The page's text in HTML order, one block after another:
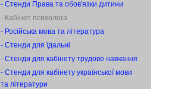
- Стенди Права та обов'язки дитини
- Кабінет психолога
- Російська мова та література
- Стенди для їдальні
- Стенди для кабінету трудове навчання
- Стенди для кабінету української мови
та літератури